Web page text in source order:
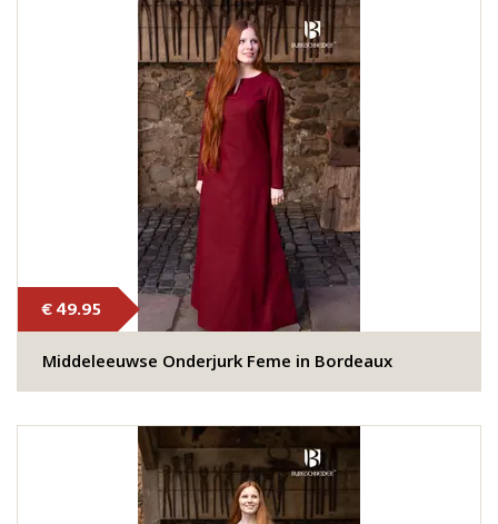
€ 49.95
Middeleeuwse Onderjurk Feme in Bordeaux